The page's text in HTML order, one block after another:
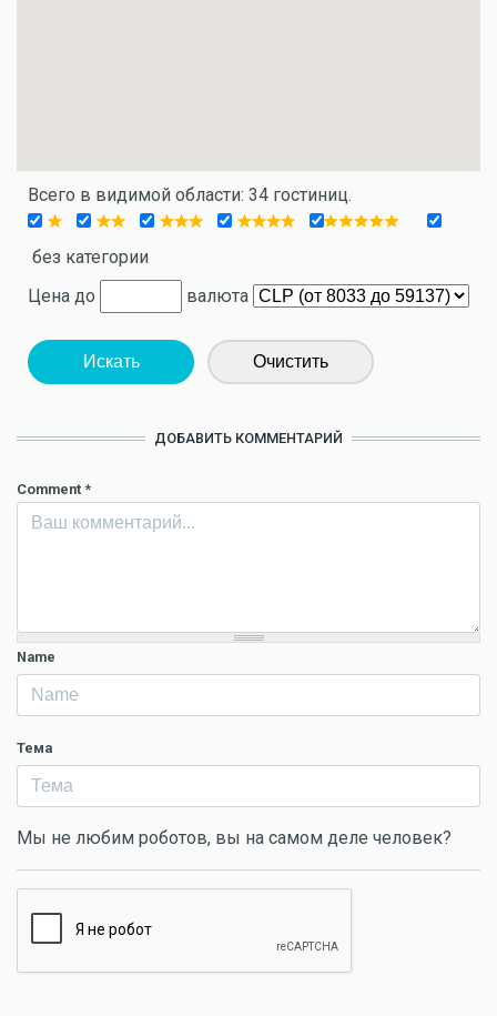
Всего в видимой области: 34 гостиниц.
без категории
Цена до
валюта
Искать Очистить
ДОБАВИТЬ КОММЕНТАРИЙ
Comment *
Name
Тема
Мы не любим роботов, вы на самом деле человек?